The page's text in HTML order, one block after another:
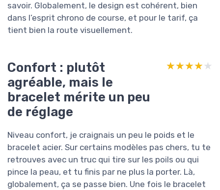
savoir. Globalement, le design est cohérent, bien
dans l’esprit chrono de course, et pour le tarif, ça
tient bien la route visuellement.
Confort : plutôt
agréable, mais le
bracelet mérite un peu
de réglage
★★★★★
★★★★★
Niveau confort, je craignais un peu le poids et le
bracelet acier. Sur certains modèles pas chers, tu te
retrouves avec un truc qui tire sur les poils ou qui
pince la peau, et tu finis par ne plus la porter. Là,
globalement, ça se passe bien. Une fois le bracelet